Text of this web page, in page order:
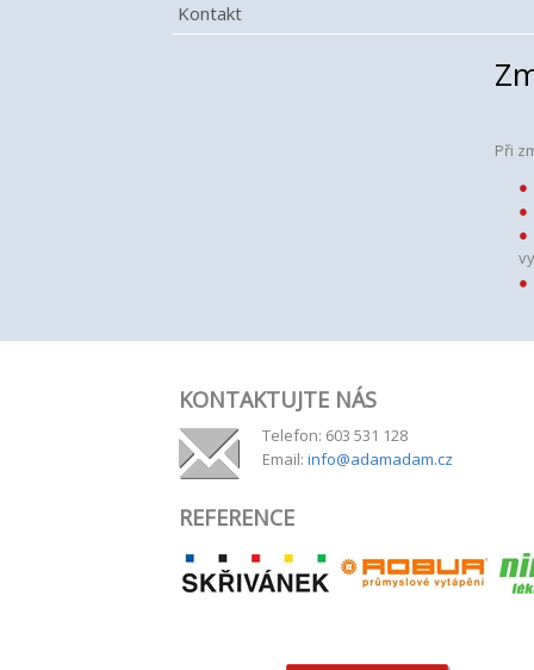
Kontakt
Při
KONTAKTUJTE NÁS
Telefon: 603 531 128
Email: info@adamadam.cz
REFERENCE